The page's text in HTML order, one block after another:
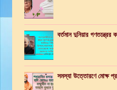
বর্তমান দুনিয়ার গণতন্ত্রের
সমস্যা উত্তোরণে মোক্ষ